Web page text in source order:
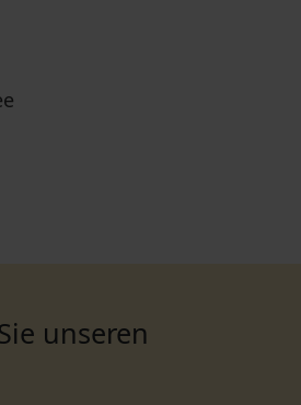
unseren